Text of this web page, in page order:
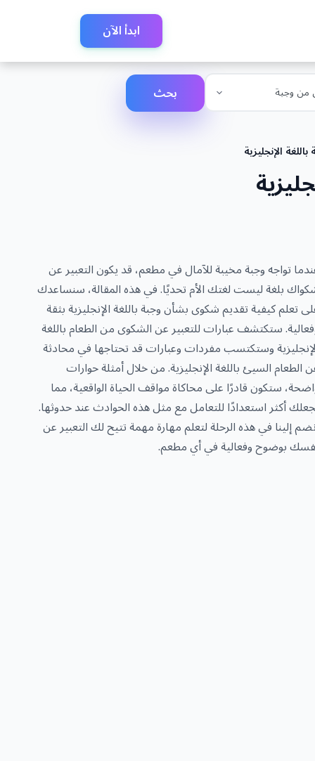
ابدأ الآن
بحث
الإنجليزية
تواجه وجبة مخيبة للآمال في مطعم، قد يكون التعبير عن
بلغة ليست لغتك الأم تحديًا. في هذه المقالة، سنساعدك
تعلم كيفية تقديم شكوى بشأن وجبة باللغة الإنجليزية بثقة
ستكتشف عبارات للتعبير عن الشكوى من الطعام باللغة
وستكتسب مفردات وعبارات قد تحتاجها في محادثة
الطعام السيئ باللغة الإنجليزية. من خلال أمثلة حوارات
ستكون قادرًا على محاكاة مواقف الحياة الواقعية، مما
أكثر استعدادًا للتعامل مع مثل هذه الحوادث عند حدوثها.
إلينا في هذه الرحلة لتعلم مهارة مهمة تتيح لك التعبير عن
بوضوح وفعالية في أي مطعم.